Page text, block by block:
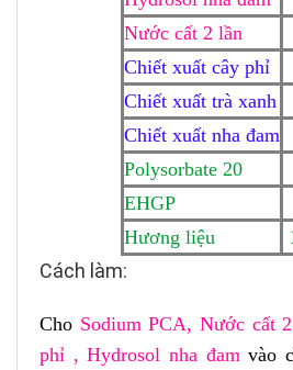
Nước cất 2 lần
Chiết xuất cây phỉ
Chiết xuất trà xanh
Chiết xuất nha đam
Polysorbate 20
EHGP
Hương liệu
Cách làm:
Cho Sodium PCA,Nước cất
phỉ ,Hydrosol nha đamvào